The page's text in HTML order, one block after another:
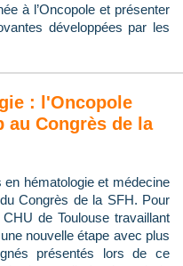
à l’Oncopole et présenter
développées par les
: l'Oncopole
au Congrès de la
hématologie et médecine
Congrès de la SFH. Pour
de Toulouse travaillant
nouvelle étape avec plus
présentés lors de ce